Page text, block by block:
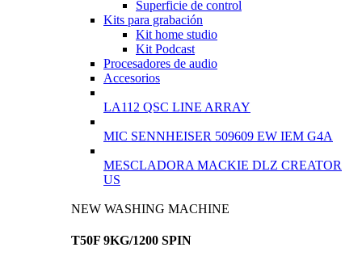
Superficie de control
Kits para grabación
Kit home studio
Kit Podcast
Procesadores de audio
Accesorios
LA112 QSC LINE ARRAY
MIC SENNHEISER 509609 EW IEM G4A
MESCLADORA MACKIE DLZ CREATOR
US
NEW WASHING MACHINE
T50F 9KG/1200 SPIN